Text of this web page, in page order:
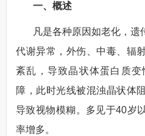
一、概述
凡是各种原因如老化，
代谢异常，外伤、中毒、辐
紊乱，导致晶状体蛋白质
障，此时光线被混浊晶状体
导致视物模糊。多见于40岁
率增多。